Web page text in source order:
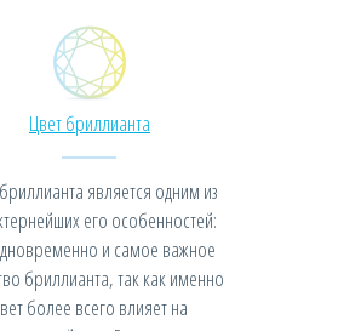
Цвет бриллианта
является одним из
его особенностей:
и самое важное
бриллианта, так как именно
более всего влияет на